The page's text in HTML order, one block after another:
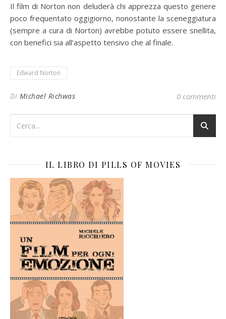
Il film di Norton non deluderà chi apprezza questo genere
poco frequentato oggigiorno, nonostante la sceneggiatura
(sempre a cura di Norton) avrebbe potuto essere snellita,
con benefici sia all’aspetto tensivo che al finale.
Edward Norton
Di Michael Richwas 0 commenti
IL LIBRO DI PILLS OF MOVIES